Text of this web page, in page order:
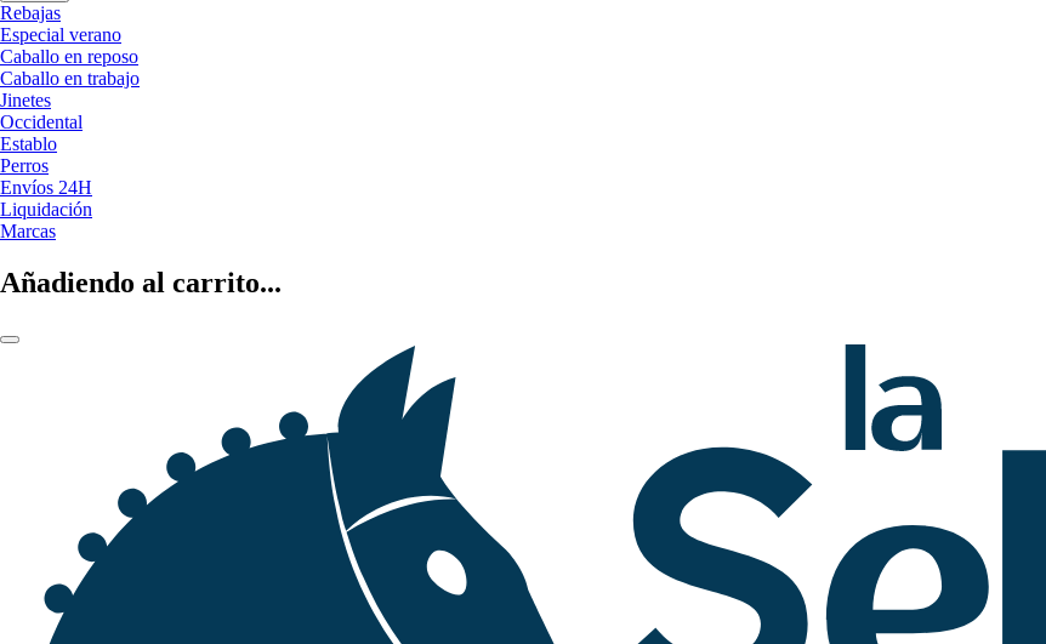
Rebajas
Especial verano
Caballo en reposo
Caballo en trabajo
Jinetes
Occidental
Establo
Perros
Envíos 24H
Liquidación
Marcas
Añadiendo al carrito...